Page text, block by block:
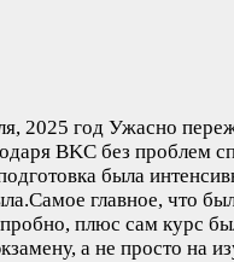
2025 год Ужасно
BKC без проблем
была
главное, что
плюс сам курс
а не просто на